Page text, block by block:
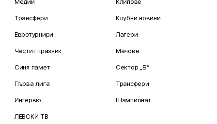
Трансфери
Евротурнири
Честит празник
Синя памет
Първа лига
Интервю
ЛЕВСКИ ТВ
Клубни новини
Лагери
Мачове
Сектор „Б“
Трансфери
Шампионат